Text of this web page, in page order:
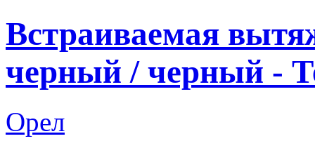
Встраиваемая
черный / черный -
Орел